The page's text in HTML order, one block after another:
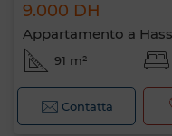
9.000 DH
Appartamento a
91 m²
Contatta